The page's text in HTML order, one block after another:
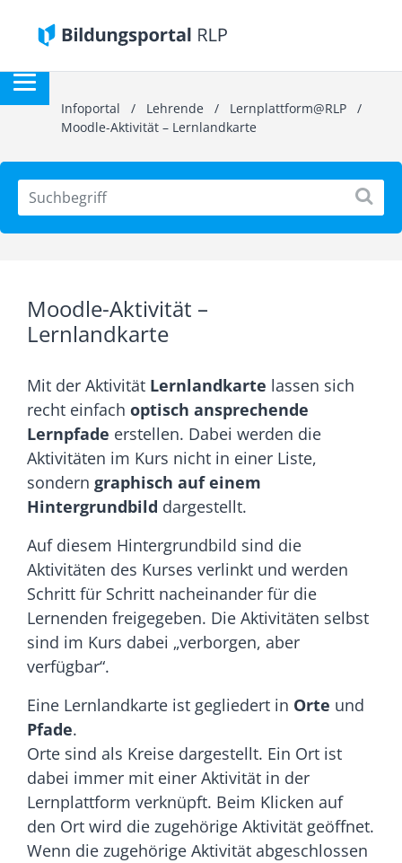
Infoportal / Lehrende / Lernplattform@RLP /
Moodle-Aktivität – Lernlandkarte
Moodle-Aktivität –
Lernlandkarte
Mit der Aktivität Lernlandkarte lassen sich
recht einfach optisch ansprechende
Lernpfade erstellen. Dabei werden die
Aktivitäten im Kurs nicht in einer Liste,
sondern graphisch auf einem
Hintergrundbild dargestellt.
Auf diesem Hintergrundbild sind die
Aktivitäten des Kurses verlinkt und werden
Schritt für Schritt nacheinander für die
Lernenden freigegeben. Die Aktivitäten selbst
sind im Kurs dabei „verborgen, aber
verfügbar“.
Eine Lernlandkarte ist gegliedert in Orte und
Pfade.
Orte sind als Kreise dargestellt. Ein Ort ist
dabei immer mit einer Aktivität in der
Lernplattform verknüpft. Beim Klicken auf
den Ort wird die zugehörige Aktivität geöffnet.
Wenn die zugehörige Aktivität abgeschlossen